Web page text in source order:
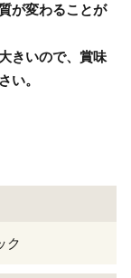
が変わることが
きいので、賞味
い。
ク